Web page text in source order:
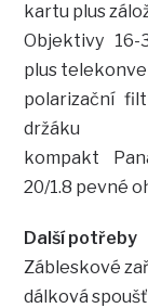
kartu plus
Objektivy 16-
plus
polarizační
držáku
kompakt
20/1.8 pevné
Další potřeby
Zábleskové
dálková spoušť